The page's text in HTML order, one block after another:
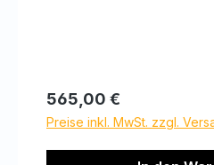
1x Knopf und 8 Düsen,
Ihres Badezubers
700W Pumpe (73dB)
Regulärer Preis:
565,00 €
Preise inkl. MwSt. zzgl.